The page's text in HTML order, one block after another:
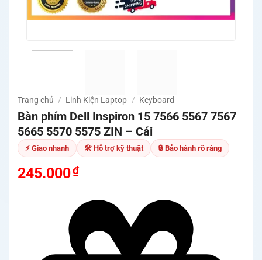
Trang chủ / Linh Kiện Laptop / Keyboard
Bàn phím Dell Inspiron 15 7566 5567 7567
5665 5570 5575 ZIN – Cái
⚡ Giao nhanh 🛠 Hỗ trợ kỹ thuật 🔒 Bảo hành rõ ràng
245.000₫